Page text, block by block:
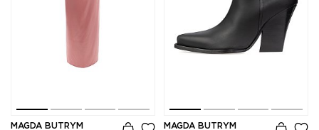
MAGDA BUTRYM
MAGDA BUTRYM